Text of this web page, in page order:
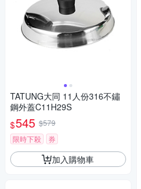
TATUNG大同 11人份316不鏽
鋼外蓋C11H29S
$545 $579
限時下殺
券
加入購物車